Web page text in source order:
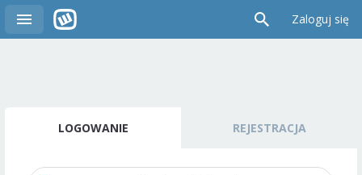
Zaloguj się
LOGOWANIE REJESTRACJA